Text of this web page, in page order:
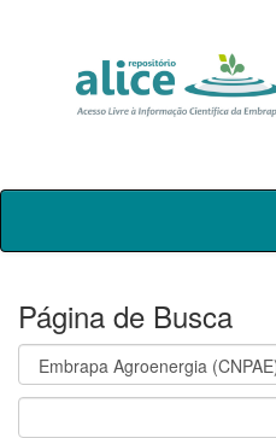
Skip
Página de Busca